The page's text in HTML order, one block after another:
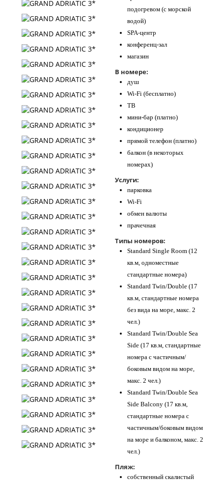
подогревом (с морской
водой)
SPA-центр
конференц-зал
магазин
В номере:
душ
Wi-Fi (бесплатно)
ТВ
мини-бар (платно)
кондиционер
прямой телефон (платно)
балкон (в некоторых
номерах)
Услуги:
парковка
Wi-Fi
обмен валюты
прачечная
Типы номеров:
Standard Single Room (12
кв.м, одноместные
стандартные номера)
Standard Twin/Double (17
кв.м, стандартные номера
без вида на море, макс. 2
чел.)
Standard Twin/Double Sea
Side (17 кв.м, стандартные
номера с частичным/
боковым видом на море,
макс. 2 чел.)
Standard Twin/Double Sea
Side Balcony (17 кв.м,
стандартные номера с
частичным/боковым видом
на море и балконом, макс. 2
чел.)
Пляж:
собственный скалистый